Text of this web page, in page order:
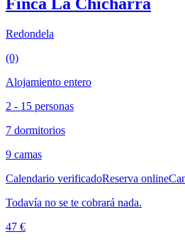
Finca La Chicharra
Redondela
(0)
Alojamiento entero
2 - 15 personas
7 dormitorios
9 camas
Calendario verificadoReserva online
Todavía no se te cobrará nada.
47 €